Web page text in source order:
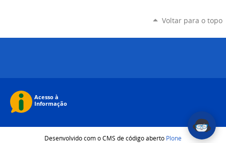
Voltar para o topo
Desenvolvido com o CMS de código aberto Plone